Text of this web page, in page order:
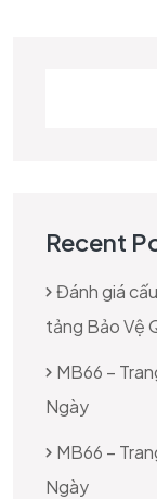
Recent
Đánh giá
tảng Bảo Vệ
MB66 –
Ngày
MB66 –
Ngày